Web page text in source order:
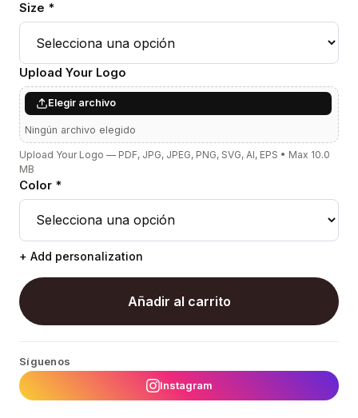
Size *
Upload Your Logo
Elegir archivo
Ningún archivo elegido
Upload Your Logo — PDF, JPG, JPEG, PNG, SVG, AI, EPS • Max 10.0
MB
Color *
+ Add personalization
Añadir al carrito
Síguenos
Instagram